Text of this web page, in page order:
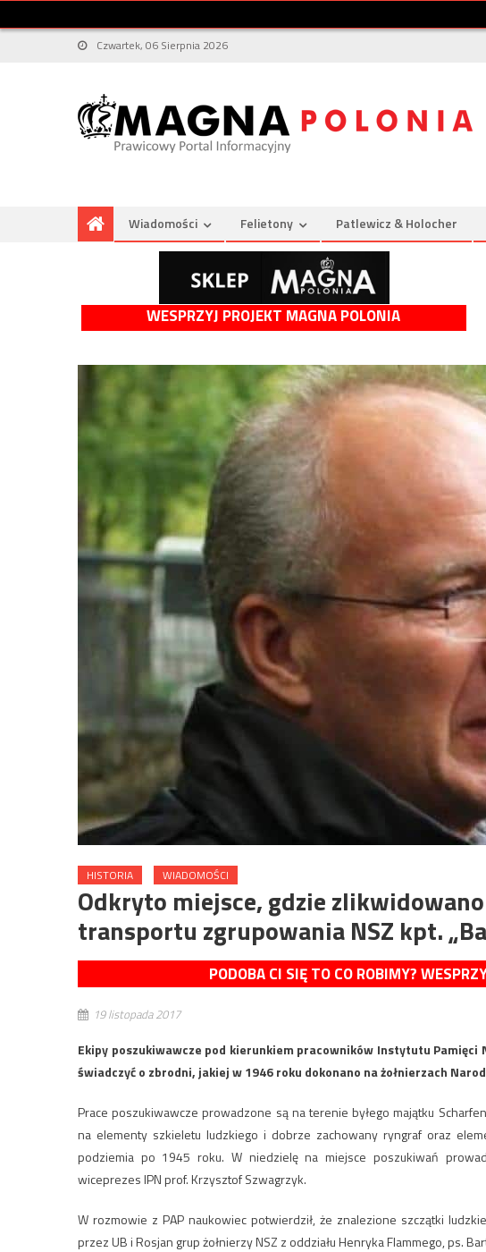
Czwartek, 06 Sierpnia 2026
Wiadomości Felietony Patlewicz & Holocher
WESPRZYJ PROJEKT MAGNA POLONIA
HISTORIA WIADOMOŚCI
Odkryto miejsce, gdzie
transportu zgrupowania NSZ kpt.
PODOBA CI SIĘ TO CO ROBIMY?
19 listopada 2017
Ekipy poszukiwawcze pod kierunkiem pracowników Instytutu
świadczyć o zbrodni, jakiej w 1946 roku dokonano na żołnierzach
Prace poszukiwawcze prowadzone są na terenie byłego majątku
na elementy szkieletu ludzkiego i dobrze zachowany ryngraf oraz
podziemia po 1945 roku. W niedzielę na miejsce poszukiwań
wiceprezes IPN prof. Krzysztof Szwagrzyk.
W rozmowie z PAP naukowiec potwierdził, że znalezione szczątki
przez UB i Rosjan grup żołnierzy NSZ z oddziału Henryka Flammego, ps.